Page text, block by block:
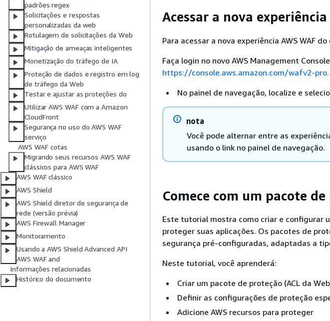
padrões regex
Solicitações e respostas
personalizadas da web
Rotulagem de solicitações da Web
Mitigação de ameaças inteligentes
Monetização do tráfego de IA
Proteção de dados e registro em log
de tráfego da Web
Testar e ajustar as proteções do
Utilizar AWS WAF com a Amazon
CloudFront
Segurança no uso do AWS WAF
serviço
AWS WAF cotas
Migrando seus recursos AWS WAF
clássicos para AWS WAF
AWS WAF clássico
AWS Shield
AWS Shield diretor de segurança de
rede (versão prévia)
AWS Firewall Manager
Monitoramento
Usando a AWS Shield Advanced API
AWS WAF and
Informações relacionadas
Histórico do documento
Acessar a nova
Para acessar a nova experiência AWS WAF do
Faça login no novo AWS Management
https://console.aws.amazon.com/wafv2-pro.
No painel de navegação, localize e
nota
Você pode alternar entre as
usando o link no painel de navegação.
Comece com um pacote
Este tutorial mostra como criar e configurar
proteger suas aplicações. Os pacotes de
segurança pré-configuradas, adaptadas a
Neste tutorial, você aprenderá:
Criar um pacote de proteção (ACL da
Definir as configurações de proteção
Adicione AWS recursos para proteger